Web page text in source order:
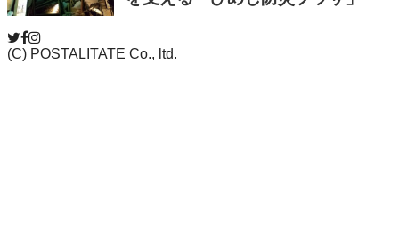
(C) POSTALITATE Co., ltd.